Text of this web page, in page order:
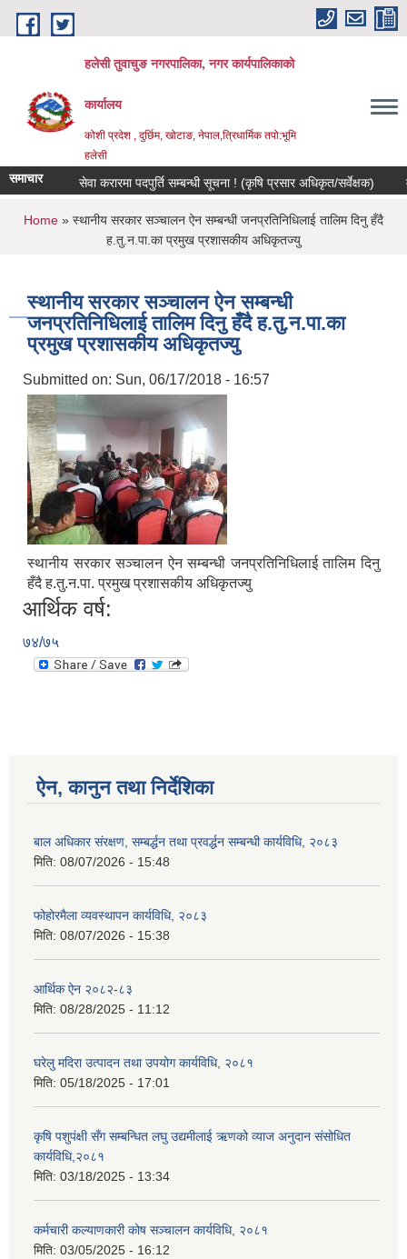
Skip to main content
हलेसी तुवाचुङ नगरपालिका, नगर कार्यपालिकाको
कार्यालय
कोशी प्रदेश , दुर्छिम, खोटाङ, नेपाल,त्रिधार्मिक तपो:भूमि
हलेसी
समाचार सेवा करारमा पदपुर्ति सम्बन्धी सूचना ! (कृषि प्रसार अधिकृत/सर्वेक्षक)
You are here
Home » स्थानीय सरकार सञ्चालन ऐन सम्बन्धी जनप्रतिनिधिलाई तालिम दिनु हँदै
ह.तु.न.पा.का प्रमुख प्रशासकीय अधिकृतज्यु
स्थानीय सरकार सञ्चालन ऐन सम्बन्धी
जनप्रतिनिधिलाई तालिम दिनु हँदै ह.तु.न.पा.का
प्रमुख प्रशासकीय अधिकृतज्यु
Submitted on: Sun, 06/17/2018 - 16:57
स्थानीय सरकार सञ्चालन ऐन सम्बन्धी जनप्रतिनिधिलाई तालिम दिनु
हँदै ह.तु.न.पा. प्रमुख प्रशासकीय अधिकृतज्यु
आर्थिक वर्ष:
७४/७५
ऐन, कानुन तथा निर्देशिका
बाल अधिकार संरक्षण, सम्बर्द्धन तथा प्रवर्द्धन सम्बन्धी कार्यविधि, २०८३
मिति: 08/07/2026 - 15:48
फोहोरमैला व्यवस्थापन कार्यविधि, २०८३
मिति: 08/07/2026 - 15:38
आर्थिक ऐन २०८२-८३
मिति: 08/28/2025 - 11:12
घरेलु मदिरा उत्पादन तथा उपयोग कार्यविधि, २०८१
मिति: 05/18/2025 - 17:01
कृषि पशुपंक्षी सँग सम्बन्धित लघु उद्यमीलाई ऋणको व्याज अनुदान संसोधित
कार्यविधि,२०८१
मिति: 03/18/2025 - 13:34
कर्मचारी कल्याणकारी कोष सञ्चालन कार्यविधि, २०८१
मिति: 03/05/2025 - 16:12